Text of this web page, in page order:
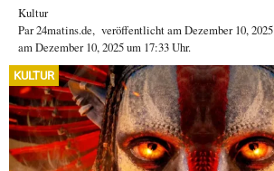
Kultur
Par24matins.de, veröffentlicht amDezember 10, 2025
am Dezember 10, 2025 um 17:33 Uhr.
KULTUR